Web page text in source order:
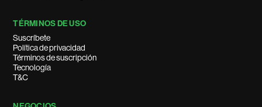
TÉRMINOS DE USO
Suscríbete
Política de privacidad
Términos de suscripción
Tecnología
T&C